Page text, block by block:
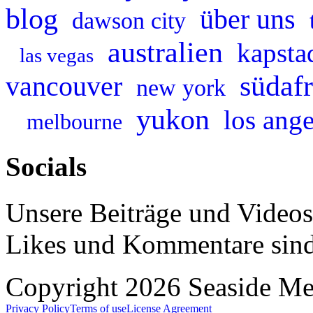
blog dawson city über uns
las vegas australien
vancouver new york
melbourne yukon los
Socials
Unsere Beiträge und
Likes und Kommentare
Copyright 2026 Seaside
Privacy PolicyTerms of useLicense Agreement